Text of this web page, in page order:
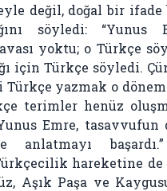
değil, doğal bir
söyledi: “Yunus
yoktu; o Türkçe
için Türkçe söyledi.
yazmak o
terimler henüz
Emre,
anlatmayı
hareketine de
Aşık Paşa ve